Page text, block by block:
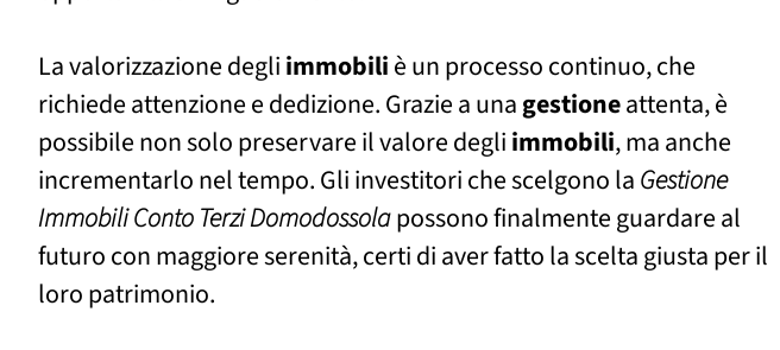
La valorizzazione degliimmobiliè un processo continuo, che
richiede attenzione e dedizione. Grazie a unagestioneattenta, è
possibile non solo preservare il valore degliimmobili, ma anche
incrementarlo nel tempo. Gli investitori che scelgono laGestione
Immobili Conto Terzi Domodossolapossono finalmente guardare al
futuro con maggiore serenità, certi di aver fatto la scelta giusta per il
loro patrimonio.